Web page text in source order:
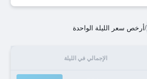
/أرخص سعر الليلة الواحدة
الإجمالي في الليلة